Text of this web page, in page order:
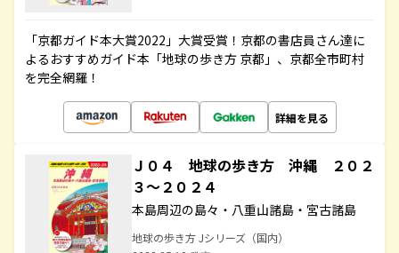
「京都ガイド本大賞2022」大賞受賞！京都の書店員さん達に
よるおすすめガイド本「地球の歩き方 京都」、京都全市町村
を完全網羅！
詳細を見る
Ｊ０４ 地球の歩き方 沖縄 ２０２
３～２０２４
本島周辺の島々・八重山諸島・宮古諸島
地球の歩き方 Jシリーズ（国内）